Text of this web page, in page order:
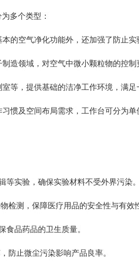
多个类型：
空气净化功能外，还加强了防止实
领域，对空气中微小颗粒物的控制
，提供基础的洁净工作环境，满足
及空间布局需求，工作台可分为单
实验，确保实验材料不受外界污染。
测，保障医疗用品的安全性与有效
品药品的卫生质量。
止微尘污染影响产品良率。